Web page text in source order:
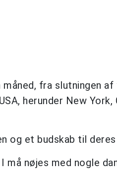
fra slutningen
herunder New York,
og et budskab til
I må nøjes med nogle